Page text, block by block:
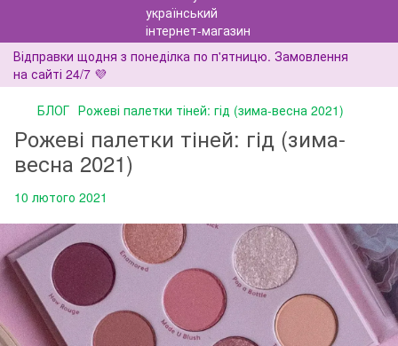
Відправки щодня з понеділка по п'ятницю. Замовлення
на сайті 24/7 💜
БЛОГ Рожеві палетки тіней: гід (зима-весна 2021)
Рожеві палетки тіней: гід (зима-
весна 2021)
10 лютого 2021